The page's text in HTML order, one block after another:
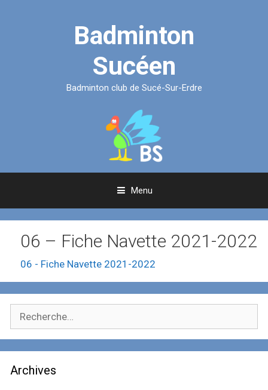
Badminton
Sucéen
Badminton club de Sucé-Sur-Erdre
Menu
06 – Fiche Navette 2021-2022
06 - Fiche Navette 2021-2022
e
c
e
Archives